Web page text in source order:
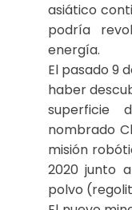
asiático
podría
energía.
El pasado 9
haber
superficie
nombrado
misión
2020 junto
polvo